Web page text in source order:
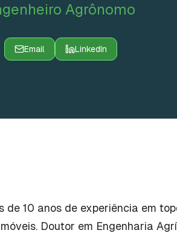
Agrônomo
Email LinkedIn
de 10 anos de experiência em
Doutor em Engenharia